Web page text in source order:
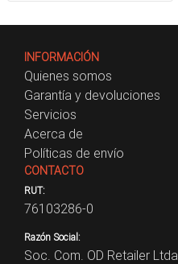
INFORMACIÓN
Quienes somos
Garantía y devoluciones
Servicios
Acerca de
Políticas de envío
CONTACTO
RUT:
76103286-0
Razón Social:
Soc. Com. OD Retailer Ltda.